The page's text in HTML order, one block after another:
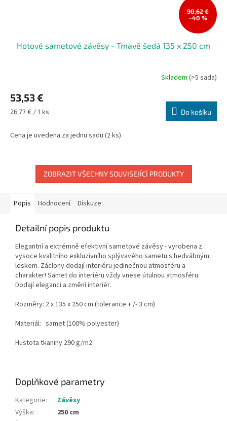
90,62 €
–40 %
Hotové sametové závěsy - Tmavě šedá 135 x 250 cm
Skladem (>5 sada)
53,53 €
Měrná
26,77 € / 1 ks Do košíku
Cena je uvedena za jednu sadu (2 ks)
ZOBRAZIT VŠECHNY SOUVISEJÍCÍ PRODUKTY
Popis Hodnocení Diskuze
Detailní popis produktu
Elegantní a extrémně efektivní sametové závěsy - vyrobena z
vysoce kvalitního exkluzivního splývavého sametu s hedvábným
leskem. Záclony dodají interiéru jedinečnou atmosféru a
charakter! Samet do interiéru vždy vnese útulnou atmosféru.
Dodají eleganci a změní interiér.
Rozměry: 2 x 135 x 250 cm (tolerance + /- 3 cm)
Materiál: samet (100% polyester)
Hustota tkaniny 290 g/m2
Doplňkové parametry
Kategorie:
Závěsy
Výška:
250 cm